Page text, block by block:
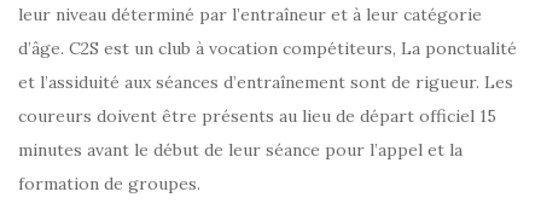
leur niveau déterminé par l’entraîneur et à leur catégorie
d’âge. C2S est un club à vocation compétiteurs, La ponctualité
et l’assiduité aux séances d’entraînement sont de rigueur. Les
coureurs doivent être présents au lieu de départ officiel 15
minutes avant le début de leur séance pour l’appel et la
formation de groupes.